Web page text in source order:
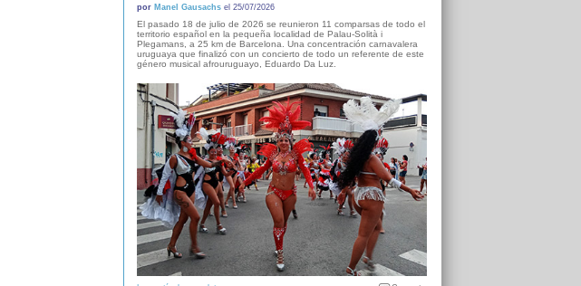
por Manel Gausachsel 25/07/2026
El pasado 18 de julio de 2026 se reunieron 11 comparsas de todo el
territorio español en la pequeña localidad de Palau-Solità i
Plegamans, a 25 km de Barcelona. Una concentración carnavalera
uruguaya que finalizó con un concierto de todo un referente de este
género musical afrouruguayo, Eduardo Da Luz.